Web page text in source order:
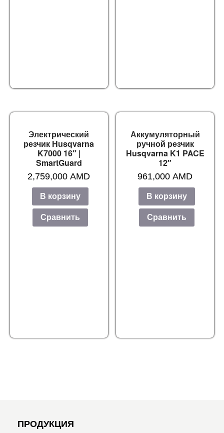
Электрический
резчик Husqvarna
K7000 16″ |
SmartGuard
2,759,000AMD
В корзину
Сравнить
Аккумуляторный
ручной резчик
Husqvarna K1 PACE
12″
961,000AMD
В корзину
Сравнить
ПРОДУКЦИЯ